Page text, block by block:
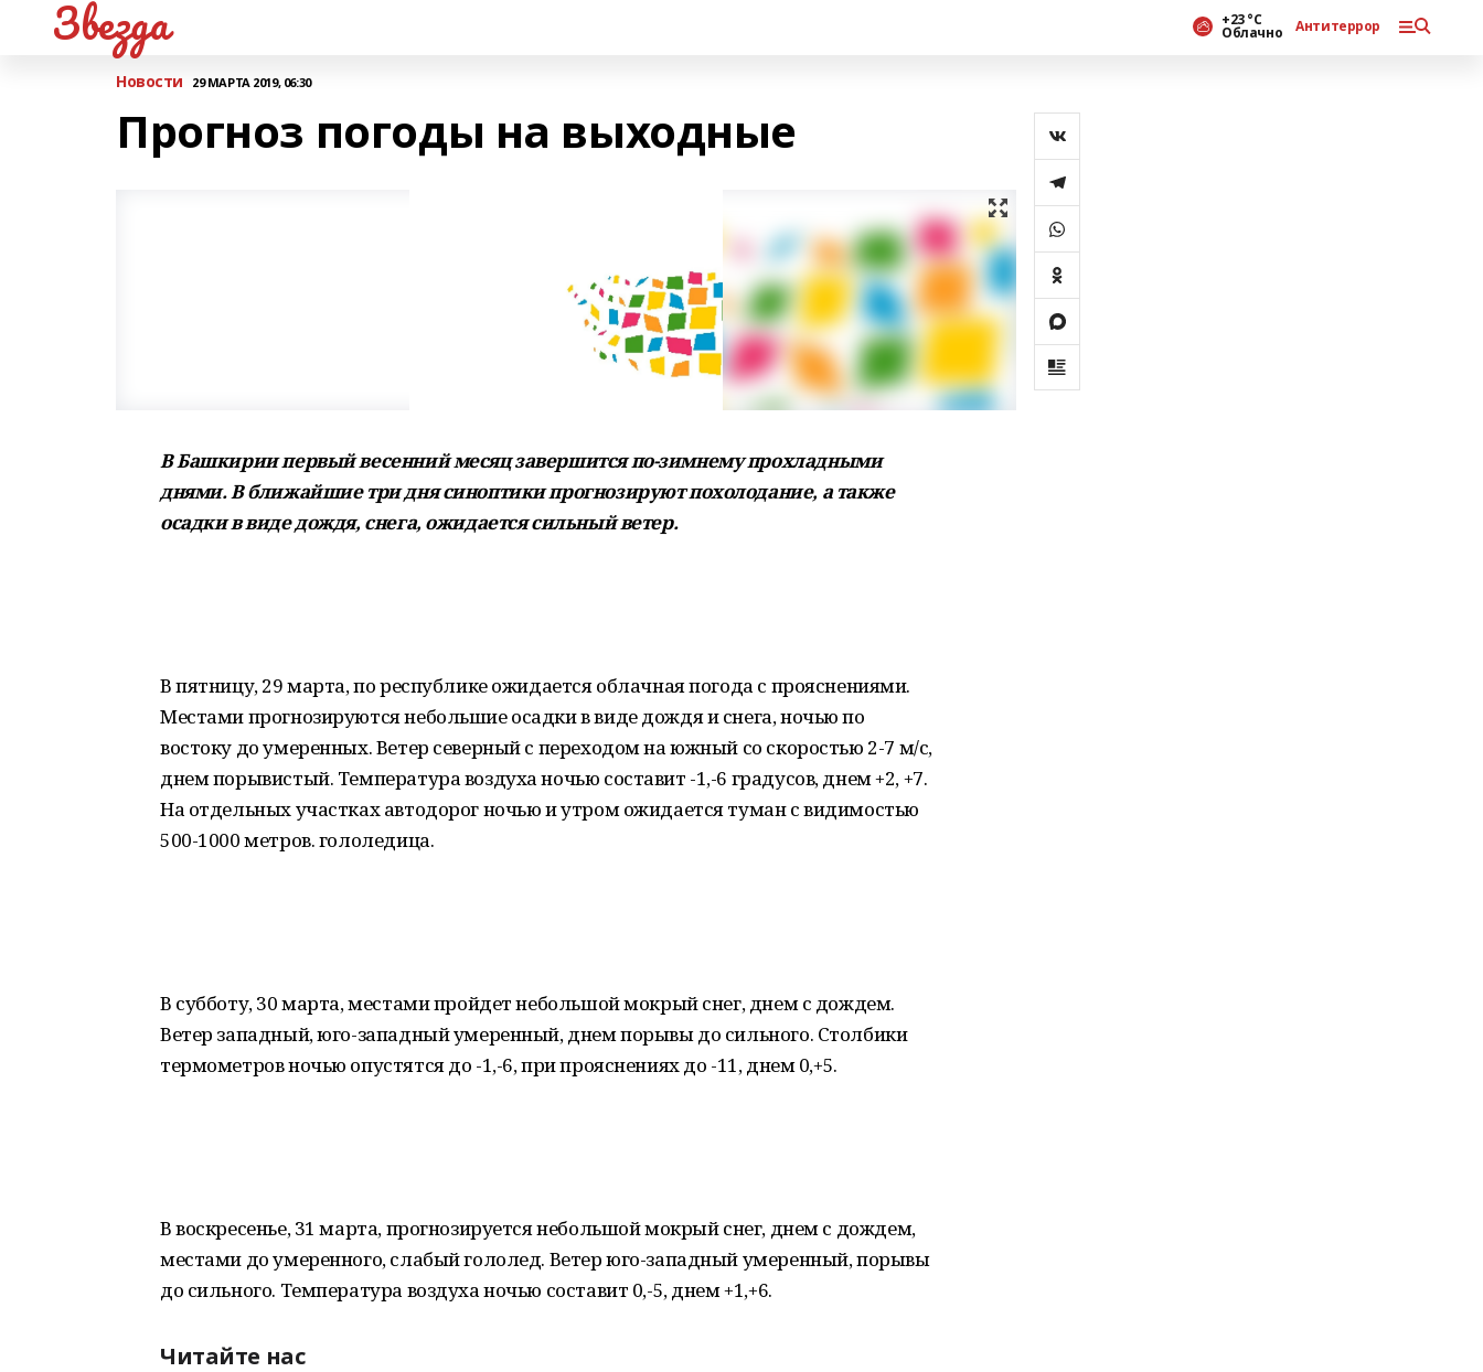
Звезда +23 °С
Облачно Антитеррор
Новости 29 МАРТА 2019, 06:30
Прогноз погоды на выходные
В Башкирии первый весенний месяц завершится по-зимнему прохладными
днями. В ближайшие три дня синоптики прогнозируют похолодание, а также
осадки в виде дождя, снега, ожидается сильный ветер.
В пятницу, 29 марта, по республике ожидается облачная погода с прояснениями.
Местами прогнозируются небольшие осадки в виде дождя и снега, ночью по
востоку до умеренных. Ветер северный с переходом на южный со скоростью 2-7 м/с,
днем порывистый. Температура воздуха ночью составит -1,-6 градусов, днем +2, +7.
На отдельных участках автодорог ночью и утром ожидается туман с видимостью
500-1000 метров. гололедица.
В субботу, 30 марта, местами пройдет небольшой мокрый снег, днем с дождем.
Ветер западный, юго-западный умеренный, днем порывы до сильного. Столбики
термометров ночью опустятся до -1,-6, при прояснениях до -11, днем 0,+5.
В воскресенье, 31 марта, прогнозируется небольшой мокрый снег, днем с дождем,
местами до умеренного, слабый гололед. Ветер юго-западный умеренный, порывы
до сильного. Температура воздуха ночью составит 0,-5, днем +1,+6.
Читайте нас